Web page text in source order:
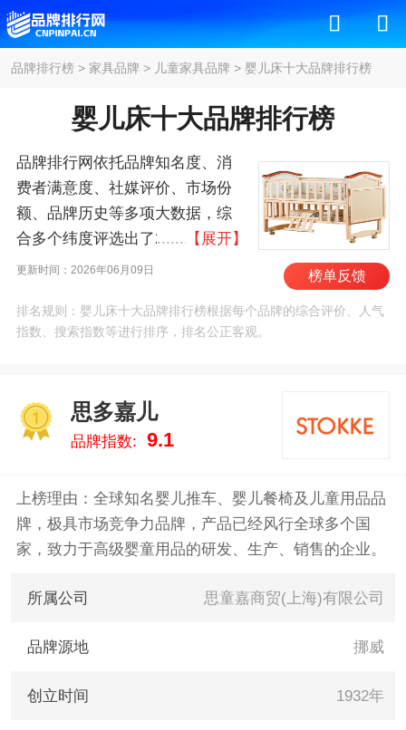
品牌排行榜> 家具品牌 > 儿童家具品牌 > 婴儿床十大品牌排行榜
婴儿床十大品牌排行榜
品牌排行网依托品牌知名度、消
费者满意度、社媒评价、市场份
额、品牌历史等多项大数据，综
合多个纬度评选出了2026年婴儿
床十大品牌排行榜，其中前十名
家/IKEA、好孩子/Goodbaby、
PICCI、葛莱/GRACO、NUNA、
致力于用最真实的数据告诉您婴
儿床什么牌子好，供您参考。
【展开】
更新时间：2026年06月09日 榜单反馈
排名规则：婴儿床十大品牌排行榜根据每个品牌的综合评价、人气
指数、搜索指数等进行排序，排名公正客观。
思多嘉儿
品牌指数: 9.1
上榜理由：全球知名婴儿推车、婴儿餐椅及儿童用品品
牌，极具市场竞争力品牌，产品已经风行全球多个国
家，致力于高级婴童用品的研发、生产、销售的企业。
所属公司 思童嘉商贸(上海)有限公司
品牌源地 挪威
创立时间 1932年